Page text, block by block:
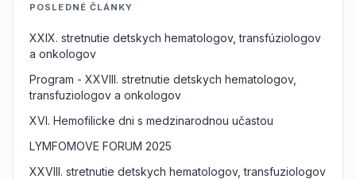
POSLEDNÉ ČLÁNKY
XXIX. stretnutie detskych hematologov, transfúziologov
a onkologov
Program - XXVIII. stretnutie detskych hematologov,
transfuziologov a onkologov
XVI. Hemofilicke dni s medzinarodnou učastou
LYMFOMOVE FORUM 2025
XXVIII. stretnutie detskych hematologov, transfuziologov